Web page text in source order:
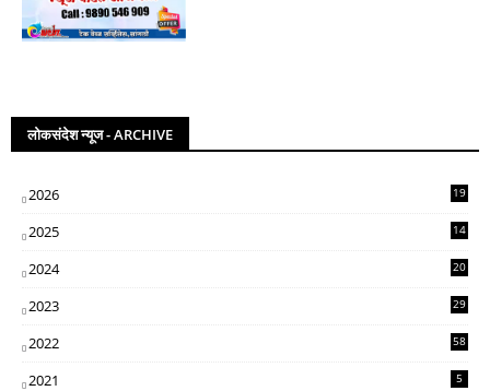
लोकसंदेश न्यूज - ARCHIVE
2026 19
2025
14
2024
20
2023
29
2022
58
2021 5